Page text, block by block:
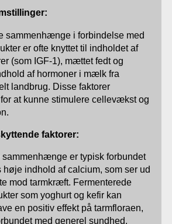
sammenhænge i forbindelse med
er ofte knyttet til indholdet af
(som IGF-1), mættet fedt og
af hormoner i mælk fra
landbrug. Disse faktorer
at kunne stimulere cellevækst og
faktorer:
sammenhænge er typisk forbundet
indhold af calcium, som ser ud
mod tarmkræft. Fermenterede
som yoghurt og kefir kan
en positiv effekt på tarmfloraen,
med generel sundhed.